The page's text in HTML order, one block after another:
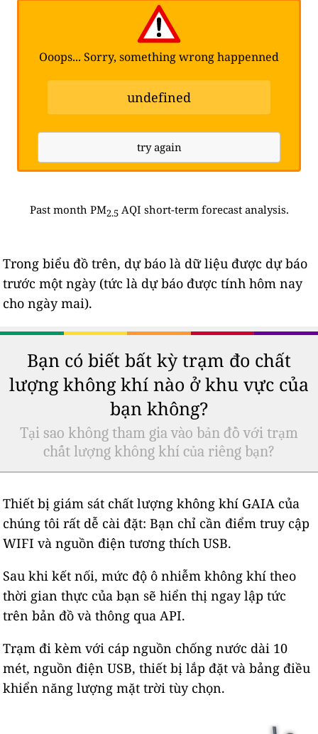
Ooops... Sorry, something wrong happenned
undefined
try again
Past month PM2.5 AQI short-term forecast analysis.
Trong biểu đồ trên, dự báo là dữ liệu được dự báo
trước một ngày (tức là dự báo được tính hôm nay
cho ngày mai).
Bạn có biết bất kỳ trạm đo chất
lượng không khí nào ở khu vực của
bạn không?
Tại sao không tham gia vào bản đồ với trạm
chất lượng không khí của riêng bạn?
Thiết bị giám sát chất lượng không khí GAIA của
chúng tôi rất dễ cài đặt: Bạn chỉ cần điểm truy cập
WIFI và nguồn điện tương thích USB.
Sau khi kết nối, mức độ ô nhiễm không khí theo
thời gian thực của bạn sẽ hiển thị ngay lập tức
trên bản đồ và thông qua API.
Trạm đi kèm với cáp nguồn chống nước dài 10
mét, nguồn điện USB, thiết bị lắp đặt và bảng điều
khiển năng lượng mặt trời tùy chọn.